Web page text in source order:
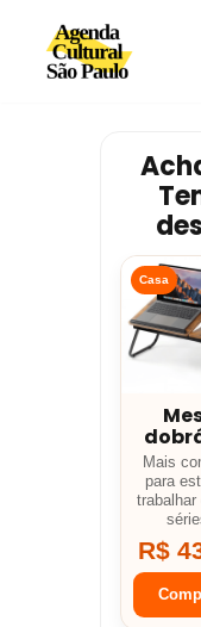
Avançar
Casa
Mais
para
trabalhar
R$